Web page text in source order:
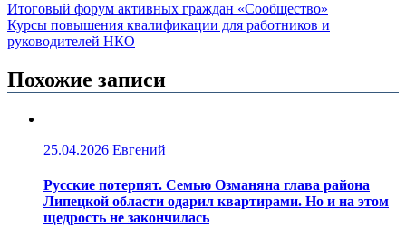
Итоговый форум активных граждан «Сообщество»
Курсы повышения квалификации для работников и
руководителей НКО
Похожие записи
25.04.2026 Евгений
Русские потерпят. Семью Озманяна глава района
Липецкой области одарил квартирами. Но и на этом
щедрость не закончилась